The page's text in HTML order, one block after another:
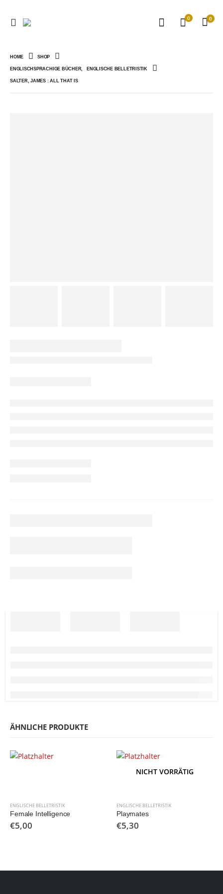
0 0
HOME SHOP
ENGLISCHSPRACHIGE BÜCHER, ENGLISCHE BELLETRISTIK
SALTER, JAMES : ALL THAT IS
ÄHNLICHE PRODUKTE
ENGLISCHE BELLETRISTIK
Female Intelligence
€5,00
NICHT VORRÄTIG
ENGLISCHE BELLETRISTIK
Playmates
€5,30